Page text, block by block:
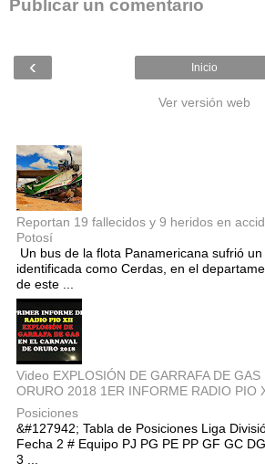
Publicar un comentario
‹ Inicio
Ver versión web
Reportan 19 fallecidos y 9 heridos en
Potosí
Un bus de la flota Panamericana sufrió
identificada como Cerdas, en el
de este ...
Video EXPLOSIÓN DE GARRAFA DE GAS
ORURO 2018 1ER INFORME RADIO PIO
Posiciones
&#127942; Tabla de Posiciones Liga
Fecha 2 # Equipo PJ PG PE PP GF GC
3 ...